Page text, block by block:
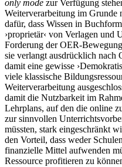
only mode zur Verfügung
Weiterverarbeitung im Grunde
dafür, dass Wissen in
›proprietär‹ von Verlagen und
Forderung der OER-
sie verlangt ausdrücklich nach
damit eine gewisse
viele klassische
Weiterverarbeitung
damit die Nutzbarkeit im
Lehrplans, auf den die online
zur sinnvollen
müssten, stark eingeschränkt
den Vorteil, dass weder
finanzielle Mittel aufwenden
Ressource profitieren zu